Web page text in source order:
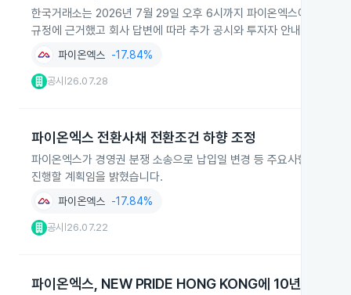
한국거래소는 2026년 7월 29일 오후 6시까지 파이온엑스에 대해 현
규정에 근거했고 회사 답변에 따라 추가 공시와 투자자 안내가 진행될
파이온엑스 -17.84%
공시 26.07.28
파이온엑스 전환사채 전환조건 하향 조정
파이온엑스가 경영권 분쟁 소송으로 납입일 변경 등 주요사항보고서
진행할 계획임을 밝혔습니다.
파이온엑스 -17.84%
공시 26.07.22
파이온엑스, NEW PRIDE HONG KONG에 10년 대여금